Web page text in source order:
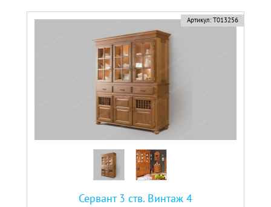
Артикул: Т013256
Сервант 3 ств. Винтаж 4